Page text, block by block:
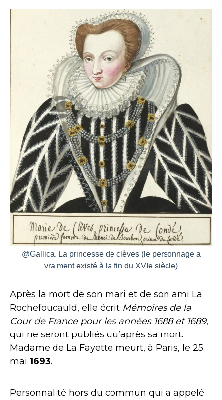
@Gallica. La princesse de clèves (le personnage a
vraiment existé à la fin du XVIe siècle)
Après la mort de son mari et de son ami La
Rochefoucauld, elle écrit Mémoires de la
Cour de France pour les années 1688 et 1689,
qui ne seront publiés qu’après sa mort.
Madame de La Fayette meurt, à Paris, le 25
mai 1693.
Personnalité hors du commun qui a appelé